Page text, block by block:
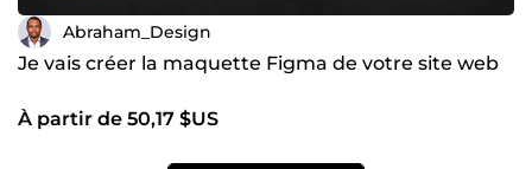
Abraham_Design
Je vais créer la maquette Figma de votre site web
À partir de 50,17 $US